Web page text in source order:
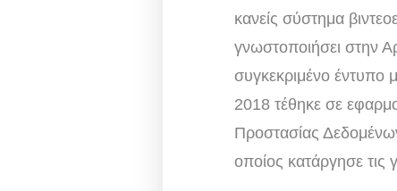
κανείς σύστημα
γνωστοποιήσει στην
συγκεκριμένο έντυπο
2018 τέθηκε σε
Προστασίας
οποίος κατάργησε τις